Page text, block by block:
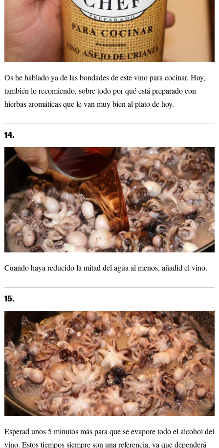
Os he hablado ya de las bondades de este vino para cocinar. Hoy,
también lo recomiendo, sobre todo por qué está preparado con
hierbas aromáticas que le van muy bien al plato de hoy.
14.
Cuando haya reducido la mitad del agua al menos, añadid el vino.
15.
Esperad unos 5 minutos más para que se evapore todo el alcohol del
vino. Estos tiempos siempre son una referencia, ya que dependerá